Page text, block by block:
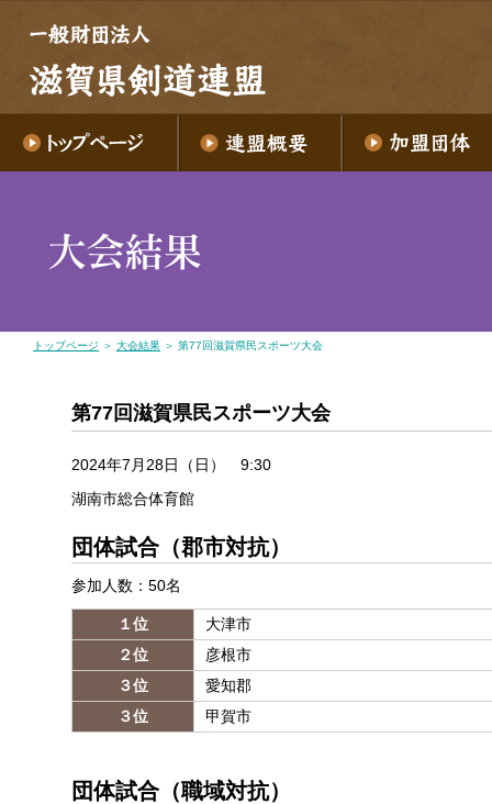
トップページ ＞ 大会結果 ＞ 第77回滋賀県民スポーツ大会
第77回滋賀県民スポーツ大会
2024年7月28日（日） 9:30
湖南市総合体育館
団体試合（郡市対抗）
参加人数：50名
１位
大津市
２位
彦根市
３位
愛知郡
３位
甲賀市
団体試合（職域対抗）